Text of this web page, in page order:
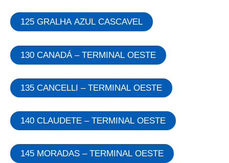
125 GRALHA AZUL CASCAVEL
130 CANADÁ – TERMINAL OESTE
135 CANCELLI – TERMINAL OESTE
140 CLAUDETE – TERMINAL OESTE
145 MORADAS – TERMINAL OESTE